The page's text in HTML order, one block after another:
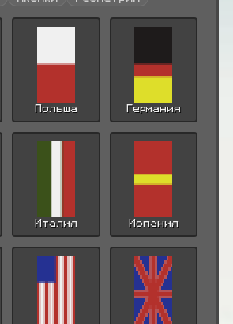
Польша Германия
Италия Испания